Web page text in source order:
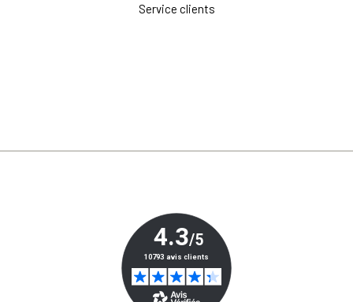
Service clients